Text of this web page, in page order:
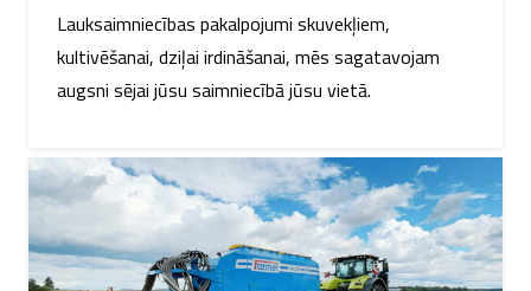
Lauksaimniecības pakalpojumi skuvekļiem,
kultivēšanai, dziļai irdināšanai, mēs sagatavojam
augsni sējai jūsu saimniecībā jūsu vietā.